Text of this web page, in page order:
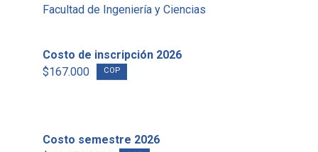
Facultad de Ingeniería y Ciencias
Costo de inscripción 2026
$167.000
COP
Costo semestre 2026